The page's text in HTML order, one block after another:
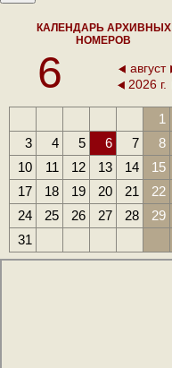
КАЛЕНДАРЬ АРХИВНЫХ
НОМЕРОВ
6
август
2026 г.
1
3
4 5 6 7 8
10
11 12 13 14 15
17
18 19 20 21 22
24
25 26 27 28 29
31